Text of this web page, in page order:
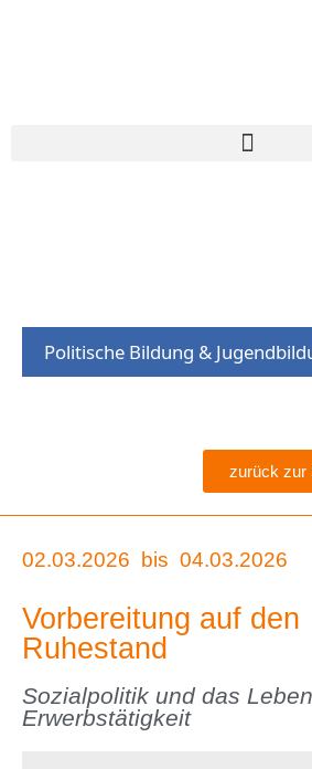
Politische Bildung &
zurück zur
02.03.2026 bis 04.03.2026
Vorbereitung auf den
Ruhestand
Sozialpolitik und das
Erwerbstätigkeit